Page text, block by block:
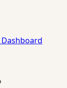
Dashboard